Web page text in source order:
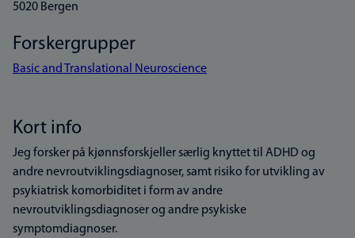
5020 Bergen
Forskergrupper
Basic and Translational Neuroscience
Kort info
Jeg forsker på kjønnsforskjeller særlig knyttet til ADHD og
andre nevroutviklingsdiagnoser, samt risiko for utvikling av
psykiatrisk komorbiditet i form av andre
nevroutviklingsdiagnoser og andre psykiske
symptomdiagnoser.